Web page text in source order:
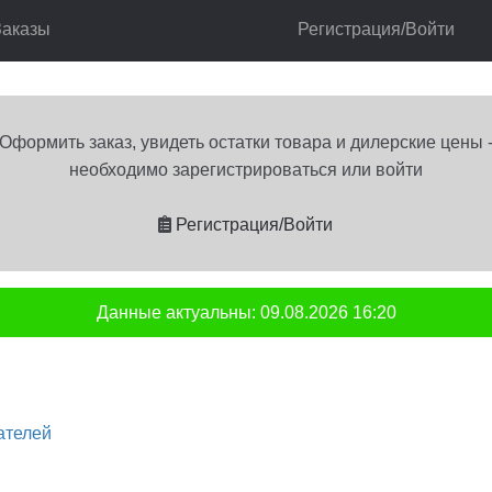
Регистрация/Войти
Реле времени
Оформить заказ, увидеть остатки товара и дилерские цены -
необходимо зарегистрироваться или войти
Регистрация/Войти
Данные актуальны: 09.08.2026 16:20